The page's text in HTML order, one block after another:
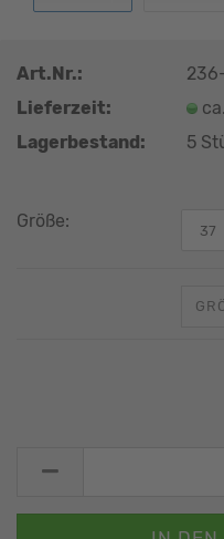
Art.Nr.:
Lieferzeit:
Lagerbestand:
5
Größe: